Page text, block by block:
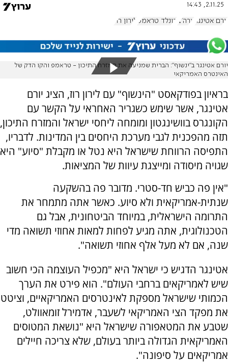
2.11.25, 14:43
יורם אטינגר ארה"ב דונלד טראמפ לירון רוז
יורם אטינגר ב״ינשוף״: הברית שמניעה את המזרח התיכון - טראמפ והקו הדק של
האינטרס האמריקאי
בראיון בפודקאסט "הינשוף" עם לירון רוז, הציג יורם
אטינגר, אשר שימש כשגריר האחראי על הקשר עם
הקונגרס בוושינגטון ומומחה ליחסי ישראל והמזרח התיכון,
תזה מהפכנית לגבי מערכת היחסים בין המדינות. לדבריו,
התפיסה הרווחת שישראל היא נטל או מקבלת "סיוע" היא
שגויה מיסודה ומייצגת עיוות של המציאות.
"אין פה כביש חד-סטרי. מדובר פה בהשקעה
שנתית-אמריקאית ולא סיוע. כאשר אתה מתמחר את
התרומה הישראלית, במיוחד הביטחונית, אבל גם
הטכנולוגית, אתה מגיע לפחות למאות אחוזי תשואה מדי
שנה, אם לא מעל אלף אחוזי תשואה".
אטינגר הדגיש כי ישראל היא "מכפיל העוצמה הכי חשוב
שיש לאמריקאים ברחבי העולם". הוא פירט את הערך
הכמותי שישראל מספקת לאינטרסים האמריקאיים, וציטט
את מפקד הצי האמריקאי לשעבר, אדמירל זומאוולט,
שטבע את המטאפורה שישראל היא "נושאת המטוסים
האמריקאית הגדולה ביותר בעולם, שלא צריכה חיילים
אמריקאים על סיפונה".